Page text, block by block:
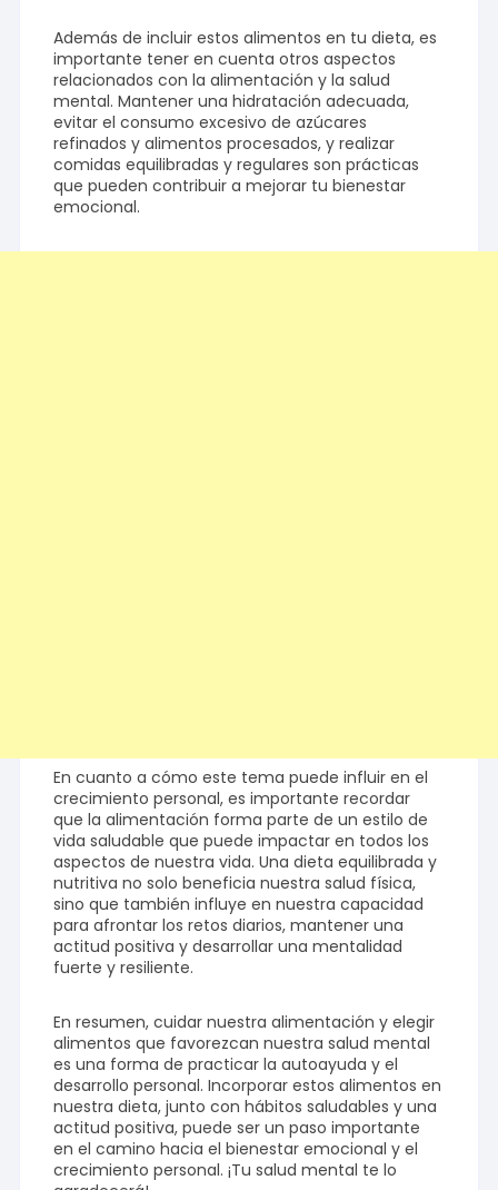
Además de incluir estos alimentos en tu dieta, es
importante tener en cuenta otros aspectos
relacionados con la alimentación y la salud
mental. Mantener una hidratación adecuada,
evitar el consumo excesivo de azúcares
refinados y alimentos procesados, y realizar
comidas equilibradas y regulares son prácticas
que pueden contribuir a mejorar tu bienestar
emocional.
En cuanto a cómo este tema puede influir en el
crecimiento personal, es importante recordar
que la alimentación forma parte de un estilo de
vida saludable que puede impactar en todos los
aspectos de nuestra vida. Una dieta equilibrada y
nutritiva no solo beneficia nuestra salud física,
sino que también influye en nuestra capacidad
para afrontar los retos diarios, mantener una
actitud positiva y desarrollar una mentalidad
fuerte y resiliente.
En resumen, cuidar nuestra alimentación y elegir
alimentos que favorezcan nuestra salud mental
es una forma de practicar la autoayuda y el
desarrollo personal. Incorporar estos alimentos en
nuestra dieta, junto con hábitos saludables y una
actitud positiva, puede ser un paso importante
en el camino hacia el bienestar emocional y el
crecimiento personal. ¡Tu salud mental te lo